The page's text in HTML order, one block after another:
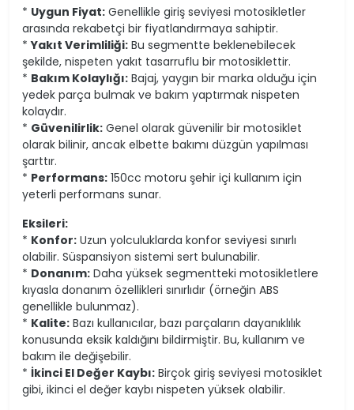
* Uygun Fiyat: Genellikle giriş seviyesi motosikletler
arasında rekabetçi bir fiyatlandırmaya sahiptir.
*Yakıt Verimliliği: Bu segmentte beklenebilecek
şekilde, nispeten yakıt tasarruflu bir motosiklettir.
* Bakım Kolaylığı: Bajaj, yaygın bir marka olduğu için
yedek parça bulmak ve bakım yaptırmak nispeten
kolaydır.
* Güvenilirlik: Genel olarak güvenilir bir motosiklet
olarak bilinir, ancak elbette bakımı düzgün yapılması
şarttır.
* Performans: 150cc motoru şehir içi kullanım için
yeterli performans sunar.
Eksileri:
* Konfor: Uzun yolculuklarda konfor seviyesi sınırlı
olabilir. Süspansiyon sistemi sert bulunabilir.
* Donanım: Daha yüksek segmentteki motosikletlere
kıyasla donanım özellikleri sınırlıdır (örneğin ABS
genellikle bulunmaz).
* Kalite: Bazı kullanıcılar, bazı parçaların dayanıklılık
konusunda eksik kaldığını bildirmiştir. Bu, kullanım ve
bakım ile değişebilir.
* İkinci El Değer Kaybı: Birçok giriş seviyesi motosiklet
gibi, ikinci el değer kaybı nispeten yüksek olabilir.